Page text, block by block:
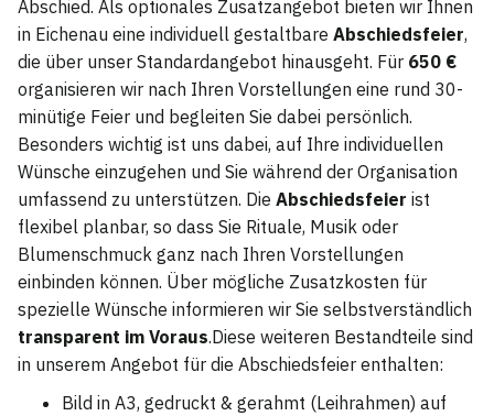
Abschied. Als optionales Zusatzangebot bieten wir Ihnen
in Eichenau eine individuell gestaltbare Abschiedsfeier,
die über unser Standardangebot hinausgeht. Für 650 €
organisieren wir nach Ihren Vorstellungen eine rund 30-
minütige Feier und begleiten Sie dabei persönlich.
Besonders wichtig ist uns dabei, auf Ihre individuellen
Wünsche einzugehen und Sie während der Organisation
umfassend zu unterstützen. Die Abschiedsfeier ist
flexibel planbar, so dass Sie Rituale, Musik oder
Blumenschmuck ganz nach Ihren Vorstellungen
einbinden können. Über mögliche Zusatzkosten für
spezielle Wünsche informieren wir Sie selbstverständlich
transparent im Voraus.Diese weiteren Bestandteile sind
in unserem Angebot für die Abschiedsfeier enthalten:
Bild in A3, gedruckt & gerahmt (Leihrahmen) auf